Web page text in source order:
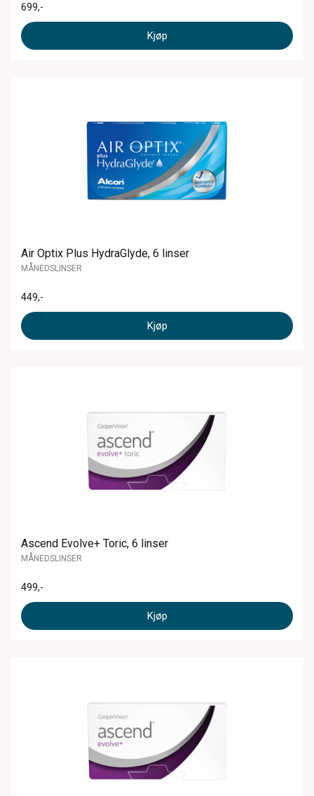
699,-
Kjøp
Air Optix Plus HydraGlyde, 6 linser
MÅNEDSLINSER
449,-
Kjøp
Ascend Evolve+ Toric, 6 linser
MÅNEDSLINSER
499,-
Kjøp